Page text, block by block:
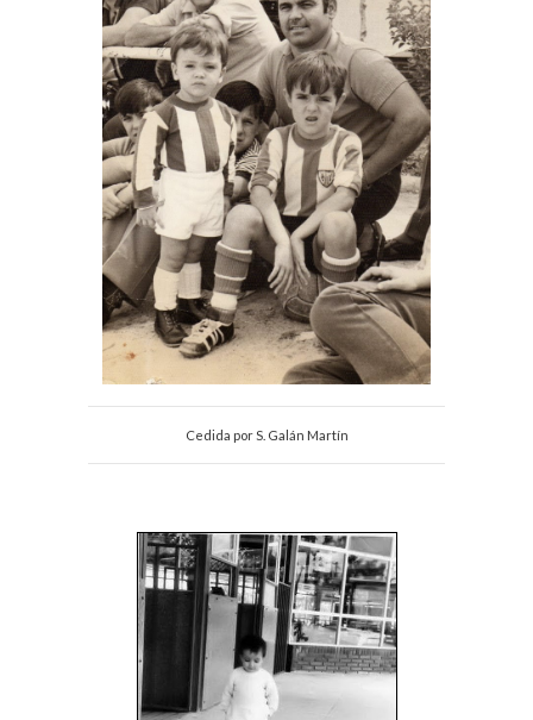
Cedida por S. Galán Martín